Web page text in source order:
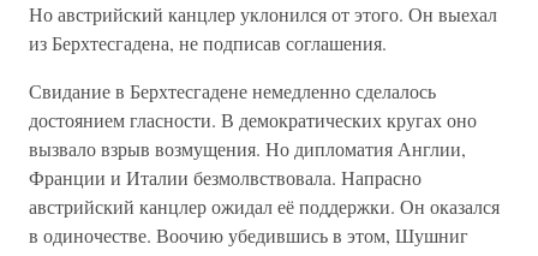
Но австрийский канцлер уклонился от этого. Он выехал
из Берхтесгадена, не подписав соглашения.
Свидание в Берхтесгадене немедленно сделалось
достоянием гласности. В демократических кругах оно
вызвало взрыв возмущения. Но дипломатия Англии,
Франции и Италии безмолвствовала. Напрасно
австрийский канцлер ожидал её поддержки. Он оказался
в одиночестве. Воочию убедившись в этом, Шушниг